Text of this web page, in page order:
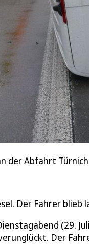
der Abfahrt
Der Fahrer blieb
(29.
Der